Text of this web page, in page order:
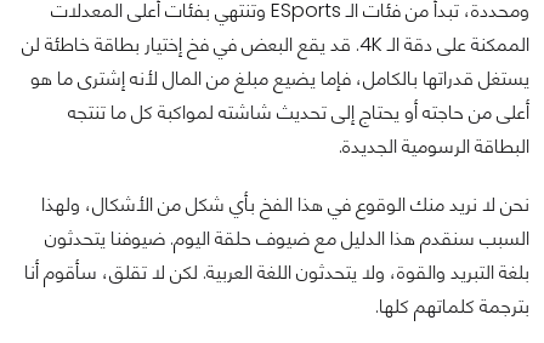
ومحددة، تبدأ من فئات الـ ESports وتنتهي بفئات أعلى المعدلات
الممكنة على دقة الـ 4K. قد يقع البعض في فخ إختيار بطاقة خاطئة لن
يستغل قدراتها بالكامل، فإما يضيع مبلغ من المال لأنه إشترى ما هو
أعلى من حاجته أو يحتاج إلى تحديث شاشته لمواكبة كل ما تنتجه
البطاقة الرسومية الجديدة.
نحن لا نريد منك الوقوع في هذا الفخ بأي شكل من الأشكال، ولهذا
السبب سنقدم هذا الدليل مع ضيوف حلقة اليوم. ضيوفنا يتحدثون
بلغة التبريد والقوة، ولا يتحدثون اللغة العربية. لكن لا تقلق، سأقوم أنا
بترجمة كلماتهم كلها.